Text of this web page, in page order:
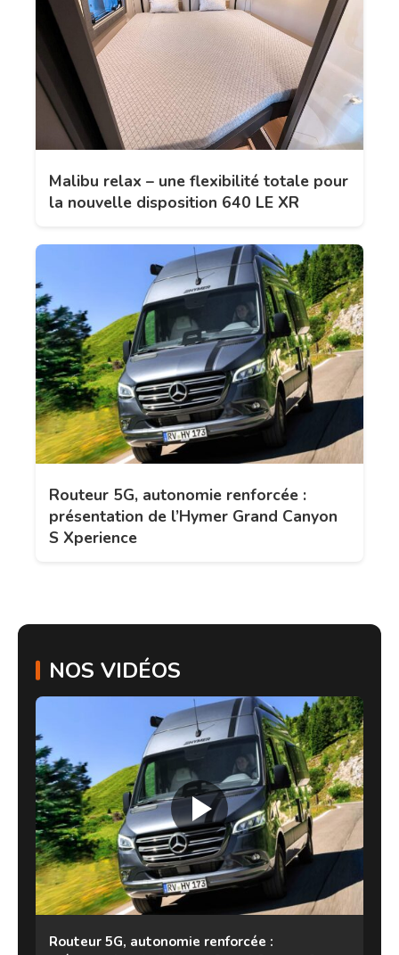
Malibu relax – une flexibilité totale pour
la nouvelle disposition 640 LE XR
Routeur 5G, autonomie renforcée :
présentation de l’Hymer Grand Canyon
S Xperience
NOS VIDÉOS
Routeur 5G, autonomie renforcée :